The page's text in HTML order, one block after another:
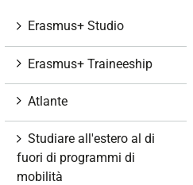
Erasmus+ Studio
Erasmus+ Traineeship
Atlante
Studiare all'estero al di
fuori di programmi di
mobilità